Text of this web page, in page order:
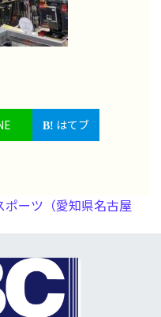
はてブ
ン
ーツ（愛知県名古屋